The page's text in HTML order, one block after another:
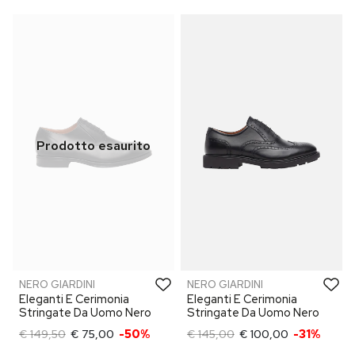
NERO GIARDINI
Eleganti E Cerimonia
Stringate Da Uomo Nero
€ 149,50 € 75,00 -50%
NERO GIARDINI
Eleganti E Cerimonia
Stringate Da Uomo Nero
€ 145,00 € 100,00 -31%